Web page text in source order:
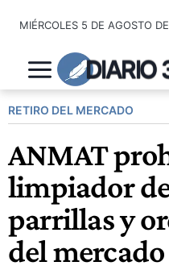
contenido
MIÉRCOLES 5 DE AGOSTO
DIARIO
RETIRO DEL MERCADO
ANMAT
limpiador
parrillas y
del mercado